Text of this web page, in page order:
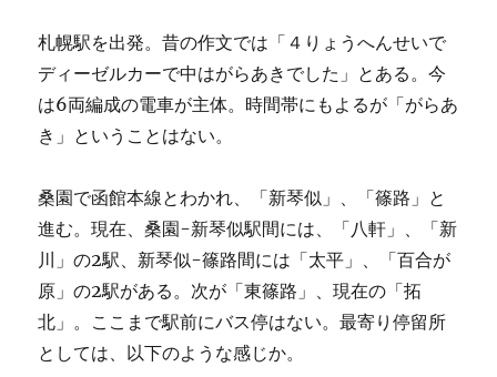
札幌駅を出発。昔の作文では「４りょうへんせいで
ディーゼルカーで中はがらあきでした」とある。今
は6両編成の電車が主体。時間帯にもよるが「がらあ
き」ということはない。
桑園で函館本線とわかれ、「新琴似」、「篠路」と
進む。現在、桑園-新琴似駅間には、「八軒」、「新
川」の2駅、新琴似-篠路間には「太平」、「百合が
原」の2駅がある。次が「東篠路」、現在の「拓
北」。ここまで駅前にバス停はない。最寄り停留所
としては、以下のような感じか。